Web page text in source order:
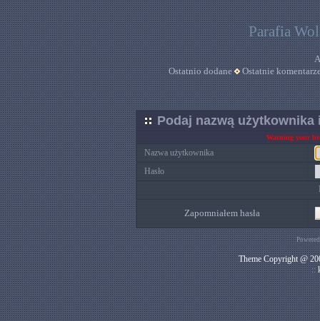
Parafia
Ostatnio dodane
Ostatnie
Podaj nazwą użytkownika
Warning your
Nazwa użytkownika
Hasło
Zapomniałem hasła
Theme Copyright @
::